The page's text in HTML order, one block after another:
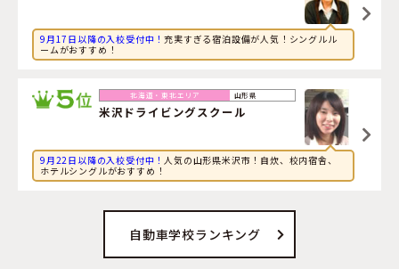
9月17日以降の入校受付中！充実すぎる宿泊設備が人気！シングルル
ームがおすすめ！
山形県
米沢ドライビングスクール
9月22日以降の入校受付中！人気の山形県米沢市！自炊、校内宿舎、
ホテルシングルがおすすめ！
自動車学校ランキング